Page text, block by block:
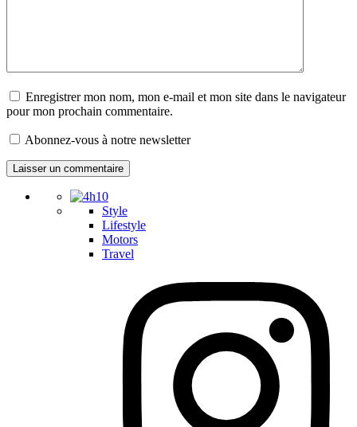
Enregistrer mon nom, mon e-mail et mon site dans le navigateur
pour mon prochain commentaire.
Abonnez-vous à notre newsletter
Style
Lifestyle
Motors
Travel